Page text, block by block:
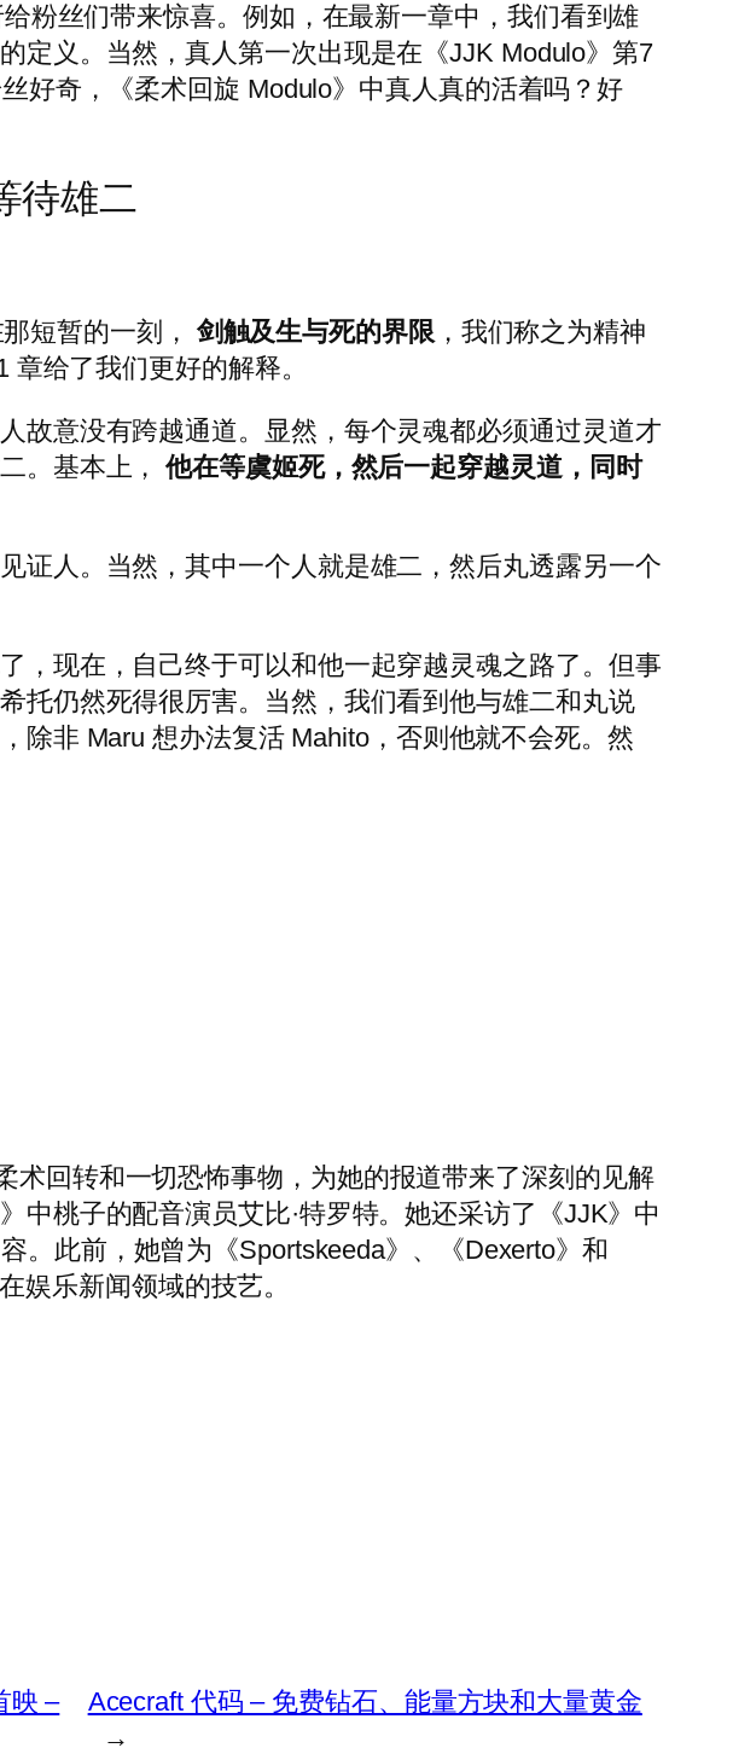
粉丝们带来惊喜。例如，在最新一章中，我们看到雄
定义。当然，真人第一次出现是在《JJK Modulo》第7
好奇，《柔术回旋 Modulo》中真人真的活着吗？好
待雄二
短暂的一刻， 剑触及生与死的界限，我们称之为精神
给了我们更好的解释。
故意没有跨越通道。显然，每个灵魂都必须通过灵道才
。基本上，他在等虞姬死，然后一起穿越灵道，同时
证人。当然，其中一个人就是雄二，然后丸透露另一个
，现在，自己终于可以和他一起穿越灵魂之路了。但事
托仍然死得很厉害。当然，我们看到他与雄二和丸说
除非 Maru 想办法复活 Mahito，否则他就不会死。然
术回转和一切恐怖事物，为她的报道带来了深刻的见解
桃子的配音演员艾比·特罗特。她还采访了《JJK》中
。此前，她曾为《Sportskeeda》、《Dexerto》和
娱乐新闻领域的技艺。
映 –
Acecraft 代码 – 免费钻石、能量方块和大量黄金
→